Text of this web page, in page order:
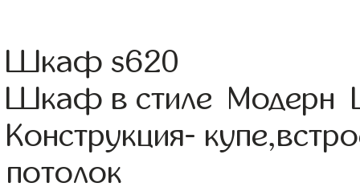
Шкаф s620
Шкаф в стиле Модерн
Конструкция-
потолок